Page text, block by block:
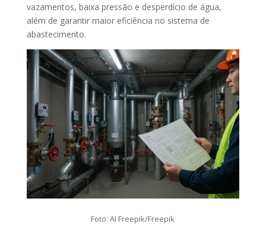
vazamentos, baixa pressão e desperdício de água,
além de garantir maior eficiência no sistema de
abastecimento.
Foto: AI Freepik/Freepik